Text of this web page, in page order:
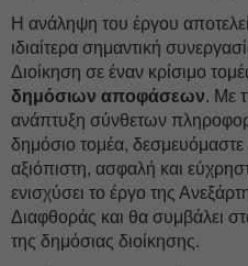
Η ανάληψη του έργου
ιδιαίτερα σημαντική
Διοίκηση σε έναν κρίσιμο
δημόσιων αποφάσεων. Με
ανάπτυξη σύνθετων
δημόσιο τομέα,
αξιόπιστη, ασφαλή και
ενισχύσει το έργο της
Διαφθοράς και θα συμβάλει
της δημόσιας διοίκησης.